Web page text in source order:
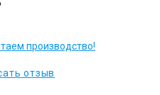
производство!
отзыв